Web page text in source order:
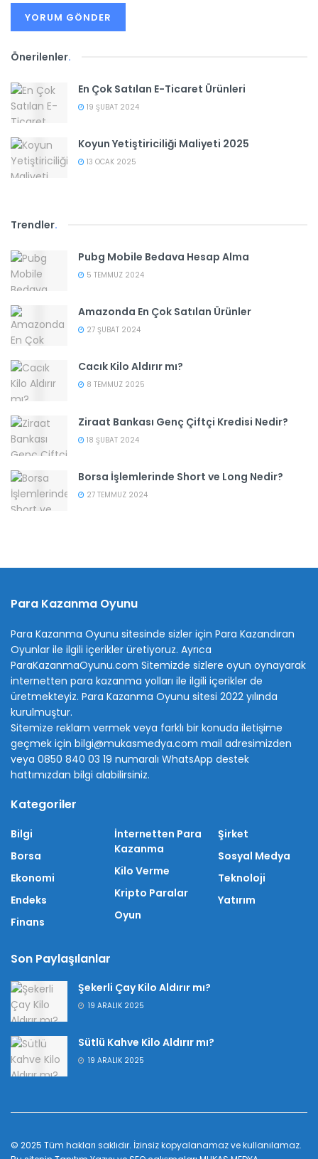
Önerilenler.
En Çok Satılan E-Ticaret Ürünleri
19 ŞUBAT 2024
Koyun Yetiştiriciliği Maliyeti 2025
13 OCAK 2025
Trendler.
Pubg Mobile Bedava Hesap Alma
5 TEMMUZ 2024
Amazonda En Çok Satılan Ürünler
27 ŞUBAT 2024
Cacık Kilo Aldırır mı?
8 TEMMUZ 2025
Ziraat Bankası Genç Çiftçi Kredisi Nedir?
18 ŞUBAT 2024
Borsa İşlemlerinde Short ve Long Nedir?
27 TEMMUZ 2024
Para Kazanma Oyunu
Para Kazanma Oyunu sitesinde sizler için Para Kazandıran
Oyunlar ile ilgili içerikler üretiyoruz. Ayrıca
ParaKazanmaOyunu.com Sitemizde sizlere oyun oynayarak
internetten para kazanma yolları ile ilgili içerikler de
üretmekteyiz. Para Kazanma Oyunu sitesi 2022 yılında
kurulmuştur.
Sitemize reklam vermek veya farklı bir konuda iletişime
geçmek için bilgi@mukasmedya.com mail adresimizden
veya 0850 840 03 19 numaralı WhatsApp destek
hattımızdan bilgi alabilirsiniz.
Kategoriler
Bilgi
Borsa
Ekonomi
Endeks
Finans
İnternetten Para
Kazanma
Kilo Verme
Kripto Paralar
Oyun
Şirket
Sosyal Medya
Teknoloji
Yatırım
Son Paylaşılanlar
Şekerli Çay Kilo Aldırır mı?
19 ARALIK 2025
Sütlü Kahve Kilo Aldırır mı?
19 ARALIK 2025
© 2025 Tüm hakları saklıdır. İzinsiz kopyalanamaz ve kullanılamaz.